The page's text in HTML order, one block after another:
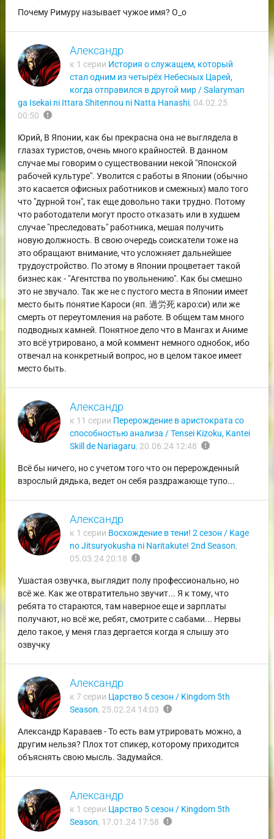
Почему Римуру называет чужое имя? О_о
Александр
к 1 серии История о служащем, который
стал одним из четырёх Небесных Царей,
когда отправился в другой мир / Salaryman
ga Isekai ni Ittara Shitennou ni Natta Hanashi, 04.02.25
00:50 report
Юрий, В Японии, как бы прекрасна она не выглядела в
глазах туристов, очень много крайностей. В данном
случае мы говорим о существовании некой "Японской
рабочей культуре". Уволится с работы в Японии (обычно
это касается офисных работников и смежных) мало того
что "дурной тон", так еще довольно таки трудно. Потому
что работодатели могут просто отказать или в худшем
случае "преследовать" работника, мешая получить
новую должность. В свою очередь соискатели тоже на
это обращают внимание, что усложняет дальнейшее
трудоустройство. По этому в Японии процветает такой
бизнес как - "Агентства по увольнению". Как бы смешно
это не звучало. Так же не с пустого места в Японии имеет
место быть понятие Кароси (яп. 過労死 каро:си) или же
смерть от переутомления на работе. В общем там много
подводных камней. Понятное дело что в Мангах и Аниме
это всё утрировано, а мой коммент немного однобок, ибо
отвечал на конкретный вопрос, но в целом такое имеет
место быть.
Александр
к 11 серии Перерождение в аристократа со
способностью анализа / Tensei Kizoku, Kantei
Skill de Nariagaru, 20.06.24 12:48 report
Всё бы ничего, но с учетом того что он перерожденный
взрослый дядька, ведет он себя раздражающе тупо...
Александр
к 1 серии Восхождение в тени! 2 сезон / Kage
no Jitsuryokusha ni Naritakute! 2nd Season,
05.03.24 20:18 report
Ушастая озвучка, выглядит полу профессионально, но
всё же. Как же отвратительно звучит... Я к тому, что
ребята то стараются, там наверное еще и зарплаты
получают, но всё же, ребят, смотрите с сабами... Нервы
дело такое, у меня глаз дергается когда я слышу это
озвучку
Александр
к 7 серии Царство 5 сезон / Kingdom 5th
Season, 25.02.24 14:03 report
Александр Караваев - То есть вам утрировать можно, а
другим нельзя? Плох тот спикер, которому приходится
объяснять свою мысль. Задумайся.
Александр
к 1 серии Царство 5 сезон / Kingdom 5th
Season, 17.01.24 17:58 report